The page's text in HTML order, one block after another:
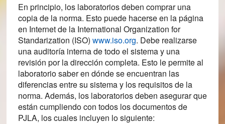
En principio, los laboratorios deben comprar una
copia de la norma. Esto puede hacerse en la página
en Internet de la International Organization for
Standarization (ISO) www.iso.org. Debe realizarse
una auditoría interna de todo el sistema y una
revisión por la dirección completa. Esto le permite al
laboratorio saber en dónde se encuentran las
diferencias entre su sistema y los requisitos de la
norma. Además, los laboratorios deben asegurar que
están cumpliendo con todos los documentos de
PJLA, los cuales incluyen lo siguiente: